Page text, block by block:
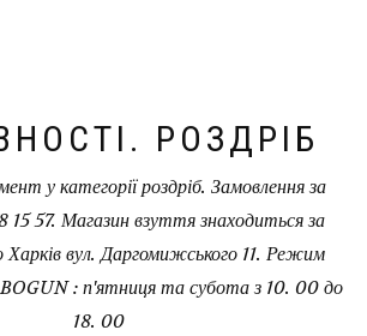
РОЗДРІБ
у категорії роздріб. Замовлення за
15 57. Магазин взуття знаходиться за
вул. Даргомижського 11. Режим
: п'ятниця та субота з 10. 00 до
18. 00